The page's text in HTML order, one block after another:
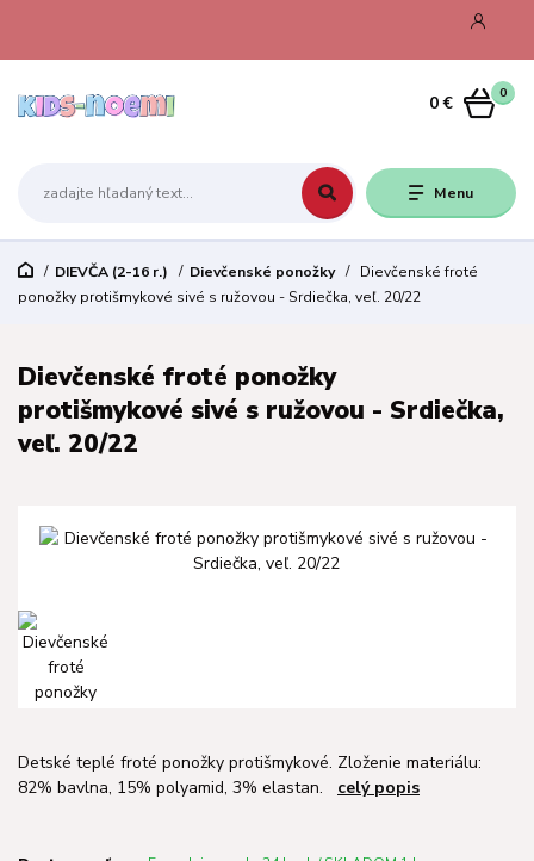
Menu
0
0 €
DIEVČA (2-16 r.) Dievčenské ponožky
Dievčenské froté
ponožky protišmykové sivé s ružovou - Srdiečka, veľ. 20/22
Dievčenské froté ponožky
protišmykové sivé s ružovou - Srdiečka,
veľ. 20/22
Detské teplé froté ponožky protišmykové. Zloženie materiálu:
82% bavlna, 15% polyamid, 3% elastan. celý popis